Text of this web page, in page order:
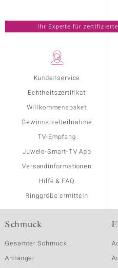
Kundenservice
Echtheitszertifikat
Willkommenspaket
Gewinnspielteilnahme
TV-Empfang
Juwelo-Smart-TV App
Versandinformationen
Hilfe & FAQ
Ringgröße ermitteln
Ihr Experte für
Schmuck
Gesamter Schmuck
Anhänger